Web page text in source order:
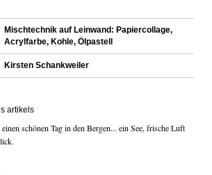
Mischtechnik auf Leinwand: Papiercollage,
Acrylfarbe, Kohle, Ölpastell
Kirsten Schankweiler
artikels
schönen Tag in den Bergen... ein See, frische Luft